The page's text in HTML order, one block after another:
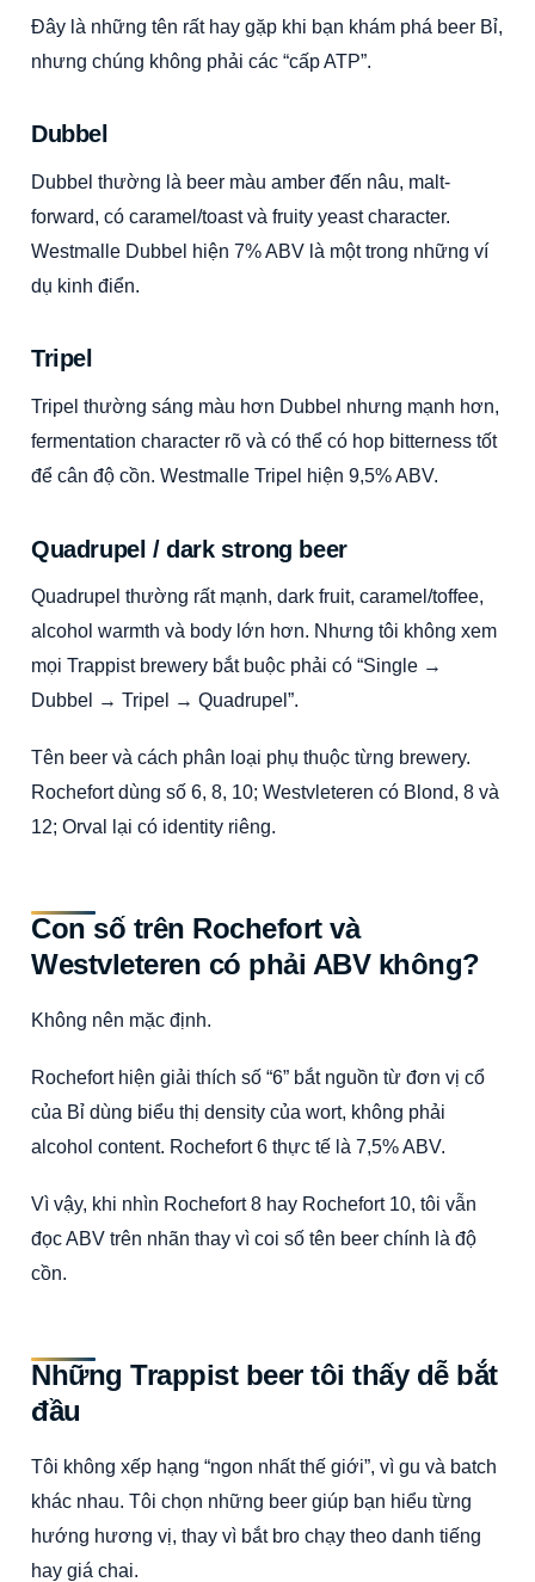
Đây là những tên rất hay gặp khi bạn khám phá beer Bỉ,
nhưng chúng không phải các “cấp ATP”.
Dubbel
Dubbel thường là beer màu amber đến nâu, malt-
forward, có caramel/toast và fruity yeast character.
Westmalle Dubbel hiện 7% ABV là một trong những ví
dụ kinh điển.
Tripel
Tripel thường sáng màu hơn Dubbel nhưng mạnh hơn,
fermentation character rõ và có thể có hop bitterness tốt
để cân độ cồn. Westmalle Tripel hiện 9,5% ABV.
Quadrupel / dark strong beer
Quadrupel thường rất mạnh, dark fruit, caramel/toffee,
alcohol warmth và body lớn hơn. Nhưng tôi không xem
mọi Trappist brewery bắt buộc phải có “Single →
Dubbel → Tripel → Quadrupel”.
Tên beer và cách phân loại phụ thuộc từng brewery.
Rochefort dùng số 6, 8, 10; Westvleteren có Blond, 8 và
12; Orval lại có identity riêng.
Con số trên Rochefort và
Westvleteren có phải ABV không?
Không nên mặc định.
Rochefort hiện giải thích số “6” bắt nguồn từ đơn vị cổ
của Bỉ dùng biểu thị density của wort, không phải
alcohol content. Rochefort 6 thực tế là 7,5% ABV.
Vì vậy, khi nhìn Rochefort 8 hay Rochefort 10, tôi vẫn
đọc ABV trên nhãn thay vì coi số tên beer chính là độ
cồn.
Những Trappist beer tôi thấy dễ bắt
đầu
Tôi không xếp hạng “ngon nhất thế giới”, vì gu và batch
khác nhau. Tôi chọn những beer giúp bạn hiểu từng
hướng hương vị, thay vì bắt bro chạy theo danh tiếng
hay giá chai.